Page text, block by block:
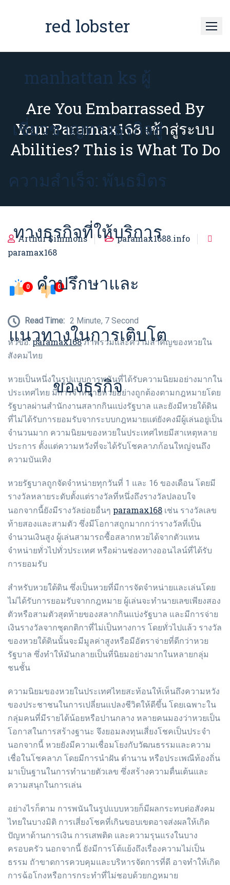
red lobster
manhattan ks ผู้
เชี่ยวชาญทางธุรกิจสู่
ความสำเร็จ: พันธมิตร
ทางธุรกิจที่ให้บริการ
คำปรึกษาและ
แนวทางในการเติบโต
ของธุรกิจ
Are You Embarrassed By
Your Paramax168 เข้าสู่ระบบ
Abilities? This is What To Do
Arthur Simmons
paramax1688.info
paramax168
0 0
Read Time: 2 Minute, 7 Second
หัวข้อ: paramax168ภาพรวมและความสำคัญของหวยใน
สังคมไทย
หวยเป็นหนึ่งในรูปแบบการพนันที่ได้รับความนิยมอย่างมากใน
ประเทศไทย มีการจำหน่ายหวยอย่างถูกต้องตามกฎหมายโดย
รัฐบาลผ่านสำนักงานสลากกินแบ่งรัฐบาล และยังมีหวยใต้ดิน
ที่ไม่ได้รับการยอมรับจากระบบกฎหมายแต่ยังคงมีผู้เล่นอยู่เป็น
จำนวนมาก ความนิยมของหวยในประเทศไทยมีสาเหตุหลาย
ประการ ตั้งแต่ความหวังที่จะได้รับโชคลาภก้อนใหญ่จนถึง
ความบันเทิง
หวยรัฐบาลถูกจัดจำหน่ายทุกวันที่ 1 และ 16 ของเดือน โดยมี
รางวัลหลายระดับตั้งแต่รางวัลที่หนึ่งถึงรางวัลปลอบใจ
นอกจากนี้ยังมีรางวัลย่อยอื่นๆ paramax168 เช่น รางวัลเลข
ท้ายสองและสามตัว ซึ่งมีโอกาสถูกมากกว่ารางวัลที่เป็น
จำนวนเงินสูง ผู้เล่นสามารถซื้อสลากหวยได้จากตัวแทน
จำหน่ายทั่วไปทั่วประเทศ หรือผ่านช่องทางออนไลน์ที่ได้รับ
การยอมรับ
สำหรับหวยใต้ดิน ซึ่งเป็นหวยที่มีการจัดจำหน่ายและเล่นโดย
ไม่ได้รับการยอมรับจากกฎหมาย ผู้เล่นจะทำนายเลขเพียงสอง
ตัวหรือสามตัวสุดท้ายของสลากกินแบ่งรัฐบาล และมีการจ่าย
เงินรางวัลจากชุดกติกาที่ไม่เป็นทางการ โดยทั่วไปแล้ว รางวัล
ของหวยใต้ดินนั้นจะมีมูลค่าสูงหรือมีอัตราจ่ายที่ดีกว่าหวย
รัฐบาล ซึ่งทำให้มันกลายเป็นที่นิยมอย่างมากในหลายกลุ่ม
ชนชั้น
ความนิยมของหวยในประเทศไทยสะท้อนให้เห็นถึงความหวัง
ของประชาชนในการเปลี่ยนแปลงชีวิตให้ดีขึ้น โดยเฉพาะใน
กลุ่มคนที่มีรายได้น้อยหรือปานกลาง หลายคนมองว่าหวยเป็น
โอกาสในการสร้างฐานะ จึงยอมลงทุนเสี่ยงโชคเป็นประจำ
นอกจากนี้ หวยยังมีความเชื่อมโยงกับวัฒนธรรมและความ
เชื่อในโชคลาภ โดยมีการนำฝัน ตำนาน หรือประเพณีท้องถิ่น
มาเป็นฐานในการทำนายตัวเลข ซึ่งสร้างความตื่นเต้นและ
ความสนุกในการเล่น
อย่างไรก็ตาม การพนันในรูปแบบหวยก็มีผลกระทบต่อสังคม
ไทยในบางมิติ การเสี่ยงโชคที่เกินขอบเขตอาจส่งผลให้เกิด
ปัญหาด้านการเงิน การเสพติด และความรุนแรงในบาง
ครอบครัว นอกจากนี้ ยังมีการโต้แย้งถึงเรื่องความไม่เป็น
ธรรม ถัาขาดการควบคุมและบริหารจัดการที่ดี อาจทำให้เกิด
การฉ้อโกงหรือการกระทำที่ไม่ชอบด้วยกฎหมาย